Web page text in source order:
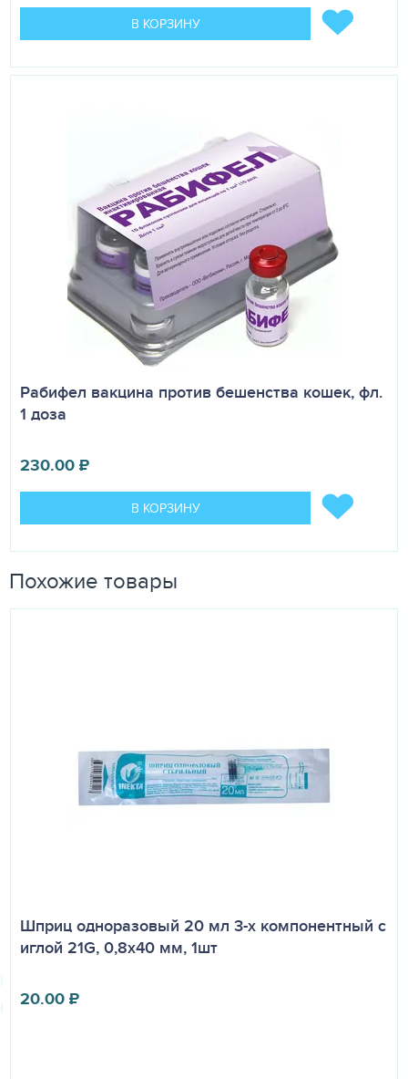
В КОРЗИНУ
Рабифел вакцина против бешенства кошек, фл.
1 доза
230.00₽
В КОРЗИНУ
Похожие товары
Шприц одноразовый 20 мл 3-х компонентный с
иглой 21G, 0,8х40 мм, 1шт
20.00₽